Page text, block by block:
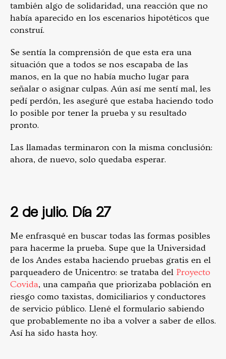
también algo de solidaridad, una reacción que no
había aparecido en los escenarios hipotéticos que
construí.
Se sentía la comprensión de que esta era una
situación que a todos se nos escapaba de las
manos, en la que no había mucho lugar para
señalar o asignar culpas. Aún así me sentí mal, les
pedí perdón, les aseguré que estaba haciendo todo
lo posible por tener la prueba y su resultado
pronto.
Las llamadas terminaron con la misma conclusión:
ahora, de nuevo, solo quedaba esperar.
2 de julio. Día 27
Me enfrasqué en buscar todas las formas posibles
para hacerme la prueba. Supe que la Universidad
de los Andes estaba haciendo pruebas gratis en el
parqueadero de Unicentro: se trataba del Proyecto
Covida, una campaña que priorizaba población en
riesgo como taxistas, domiciliarios y conductores
de servicio público. Llené el formulario sabiendo
que probablemente no iba a volver a saber de ellos.
Así ha sido hasta hoy.